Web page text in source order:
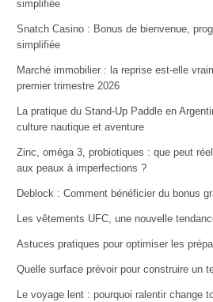
simplifiée
Snatch Casino : Bonus de bienvenue,
simplifiée
Marché immobilier : la reprise est-elle
premier trimestre 2026
La pratique du Stand-Up Paddle en
culture nautique et aventure
Zinc, oméga 3, probiotiques : que peut
aux peaux à imperfections ?
Deblock : Comment bénéficier du bonus
Les vêtements UFC, une nouvelle
Astuces pratiques pour optimiser les
Quelle surface prévoir pour construire un
Le voyage lent : pourquoi ralentir change